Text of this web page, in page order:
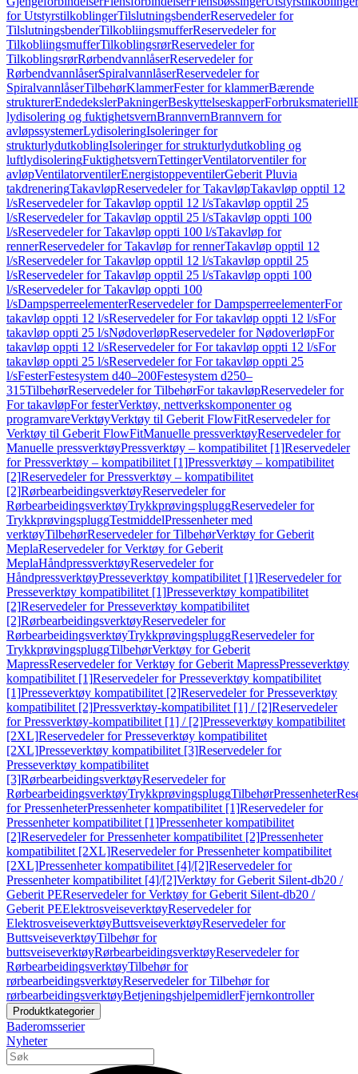
for UtstyrstilkoblingerTilslutningsbenderReservedeler for
TilslutningsbenderTilkobliingsmufferReservedeler for
TilkobliingsmufferTilkoblingsrørReservedeler for
TilkoblingsrørRørbendvannlåserReservedeler for
RørbendvannlåserSpiralvannlåserReservedeler for
SpiralvannlåserTilbehørKlammerFester for klammerBærende
strukturerEndedekslerPakningerBeskyttelseskapperForbruksmateriell
lydisolering og fuktighetsvernBrannvernBrannvern for
avløpssystemerLydisoleringIsoleringer for
strukturlydutkoblingIsoleringer for strukturlydutkobling og
luftlydisoleringFuktighetsvernTettingerVentilatorventiler for
avløpVentilatorventilerEnergistoppeventilerGeberit Pluvia
takdreneringTakavløpReservedeler for TakavløpTakavløp opptil 12
l/sReservedeler for Takavløp opptil 12 l/sTakavløp opptil 25
l/sReservedeler for Takavløp opptil 25 l/sTakavløp oppti 100
l/sReservedeler for Takavløp oppti 100 l/sTakavløp for
rennerReservedeler for Takavløp for rennerTakavløp opptil 12
l/sReservedeler for Takavløp opptil 12 l/sTakavløp opptil 25
l/sReservedeler for Takavløp opptil 25 l/sTakavløp oppti 100
l/sReservedeler for Takavløp oppti 100
l/sDampsperreelementerReservedeler for DampsperreelementerFor
takavløp oppti 12 l/sReservedeler for For takavløp oppti 12 l/sFor
takavløp oppti 25 l/sNødoverløpReservedeler for NødoverløpFor
takavløp oppti 12 l/sReservedeler for For takavløp oppti 12 l/sFor
takavløp oppti 25 l/sReservedeler for For takavløp oppti 25
l/sFesterFestesystem d40–200Festesystem d250–
315TilbehørReservedeler for TilbehørFor takavløpReservedeler for
For takavløpFor festerVerktøy, nettverkskomponenter og
programvareVerktøyVerktøy til Geberit FlowFitReservedeler for
Verktøy til Geberit FlowFitManuelle pressverktøyReservedeler for
Manuelle pressverktøyPressverktøy – kompatibilitet [1]Reservedeler
for Pressverktøy – kompatibilitet [1]Pressverktøy – kompatibilitet
[2]Reservedeler for Pressverktøy – kompatibilitet
[2]RørbearbeidingsverktøyReservedeler for
RørbearbeidingsverktøyTrykkprøvingspluggReservedeler for
TrykkprøvingspluggTestmiddelPressenheter med
verktøyTilbehørReservedeler for TilbehørVerktøy for Geberit
MeplaReservedeler for Verktøy for Geberit
MeplaHåndpressverktøyReservedeler for
HåndpressverktøyPresseverktøy kompatibilitet [1]Reservedeler for
Presseverktøy kompatibilitet [1]Presseverktøy kompatibilitet
[2]Reservedeler for Presseverktøy kompatibilitet
[2]RørbearbeidingsverktøyReservedeler for
RørbearbeidingsverktøyTrykkprøvingspluggReservedeler for
TrykkprøvingspluggTilbehørVerktøy for Geberit
MapressReservedeler for Verktøy for Geberit MapressPresseverktøy
kompatibilitet [1]Reservedeler for Presseverktøy kompatibilitet
[1]Presseverktøy kompatibilitet [2]Reservedeler for Presseverktøy
kompatibilitet [2]Pressverktøy-kompatibilitet [1] / [2]Reservedeler
for Pressverktøy-kompatibilitet [1] / [2]Presseverktøy kompatibilitet
[2XL]Reservedeler for Presseverktøy kompatibilitet
[2XL]Presseverktøy kompatibilitet [3]Reservedeler for
Presseverktøy kompatibilitet
[3]RørbearbeidingsverktøyReservedeler for
RørbearbeidingsverktøyTrykkprøvingspluggTilbehørPressenheter
for PressenheterPressenheter kompatibilitet [1]Reservedeler for
Pressenheter kompatibilitet [1]Pressenheter kompatibilitet
[2]Reservedeler for Pressenheter kompatibilitet [2]Pressenheter
kompatibilitet [2XL]Reservedeler for Pressenheter kompatibilitet
[2XL]Pressenheter kompatibilitet [4]/[2]Reservedeler for
Pressenheter kompatibilitet [4]/[2]Verktøy for Geberit Silent-db20 /
Geberit PEReservedeler for Verktøy for Geberit Silent-db20 /
Geberit PEElektrosveiseverktøyReservedeler for
ElektrosveiseverktøyButtsveiseverktøyReservedeler for
ButtsveiseverktøyTilbehør for
buttsveiseverktøyRørbearbeidingsverktøyReservedeler for
RørbearbeidingsverktøyTilbehør for
rørbearbeidingsverktøyReservedeler for Tilbehør for
rørbearbeidingsverktøyBetjeningshjelpemidlerFjernkontroller
Produktkategorier
Baderomsserier
Nyheter